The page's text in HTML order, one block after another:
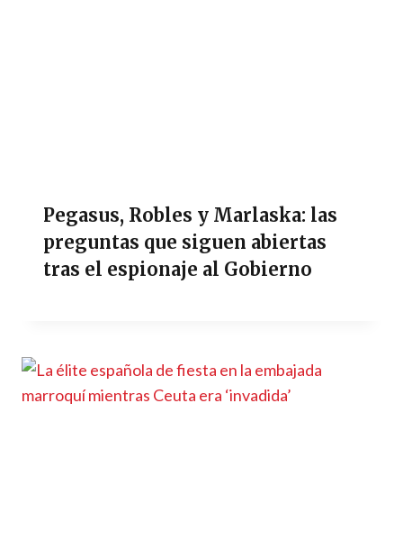
Pegasus, Robles y Marlaska: las
preguntas que siguen abiertas
tras el espionaje al Gobierno